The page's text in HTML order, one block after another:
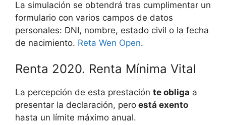
La simulación se obtendrá tras cumplimentar un
formulario con varios campos de datos
personales: DNI, nombre, estado civil o la fecha
de nacimiento. Reta Wen Open.
Renta 2020. Renta Mínima Vital
La percepción de esta prestación te obliga a
presentar la declaración, pero está exento
hasta un límite máximo anual.